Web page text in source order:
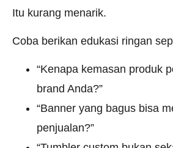
Itu kurang menarik.
Coba berikan edukasi ringan
“Kenapa kemasan produk
brand Anda?”
“Banner yang bagus bisa
penjualan?”